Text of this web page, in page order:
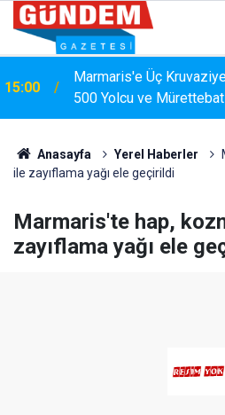
Marmaris'e Üç
500 Yolcu ve
14:17
MARMARİS'TE
SEFERBERLİĞİ
Anasayfa Yerel Haberler
ile zayıflama yağı ele geçirildi
Marmaris'te hap,
zayıflama yağı ele